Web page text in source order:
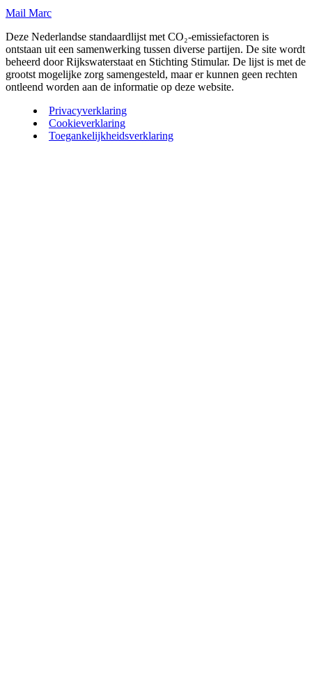
Mail Marc
Deze Nederlandse standaardlijst met CO₂-emissiefactoren is
ontstaan uit een samenwerking tussen diverse partijen. De site wordt
beheerd door Rijkswaterstaat en Stichting Stimular. De lijst is met de
grootst mogelijke zorg samengesteld, maar er kunnen geen rechten
ontleend worden aan de informatie op deze website.
Privacyverklaring
Cookieverklaring
Toegankelijkheidsverklaring